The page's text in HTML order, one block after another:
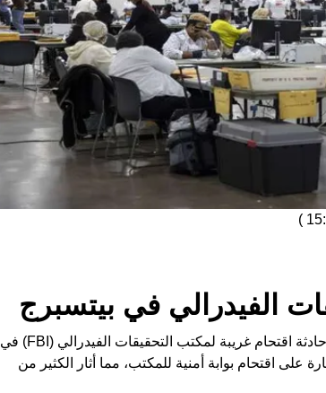
)
الفيدرالي في بيتسبرج
في واقعة غير مألوفة، شهدت مدينة بيتسبرج الأمريكية حادثة اقتحام غريبة لمكتب التحقيقات الفيدرالي (FBI) في
اقتحام بوابة أمنية للمكتب، مما أثار الكثير من